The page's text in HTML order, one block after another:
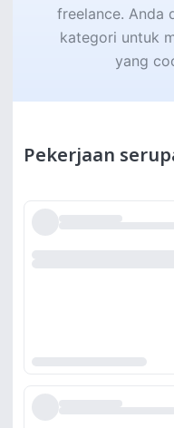
freelance. Anda
kategori untuk
yang
Pekerjaan